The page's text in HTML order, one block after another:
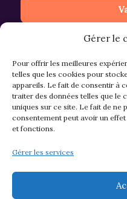
Gérer le
Pour offrir les meilleures
telles que les cookies pour
appareils. Le fait de consentir à
traiter des données telles que le
uniques sur ce site. Le fait de ne
consentement peut avoir un
et fonctions.
Gérer les services
CGV
Mentions